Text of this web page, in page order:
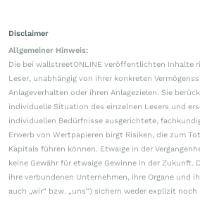
Disclaimer
Allgemeiner Hinweis:
Die bei wallstreetONLINE veröffentlichten Inhalte
Leser, unabhängig von ihrer konkreten
Anlageverhalten oder ihren Anlagezielen. Sie
individuelle Situation des einzelnen Lesers und
individuellen Bedürfnisse ausgerichtete,
Erwerb von Wertpapieren birgt Risiken, die zum
Kapitals führen können. Etwaige in der
keine Gewähr für etwaige Gewinne in der Zukunft.
ihre verbundenen Unternehmen, ihre Organe und
auch „wir“ bzw. „uns“) sichern weder explizit